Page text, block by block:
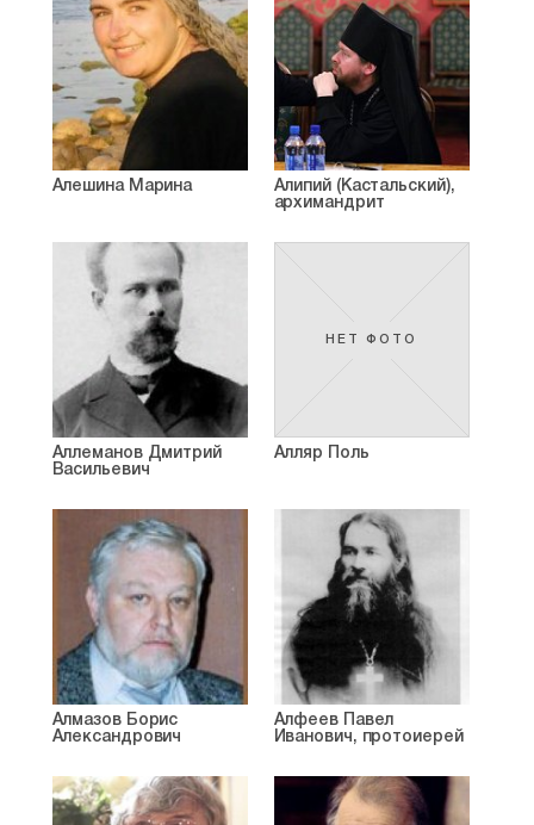
Алешина Марина
Алипий (Кастальский),
архимандрит
Аллеманов Дмитрий
Васильевич
НЕТ ФОТО
Алляр Поль
Алмазов Борис
Александрович
Алфеев Павел
Иванович, протоиерей